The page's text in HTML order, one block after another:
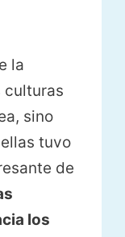
la
culturas
sino
tuvo
de
los